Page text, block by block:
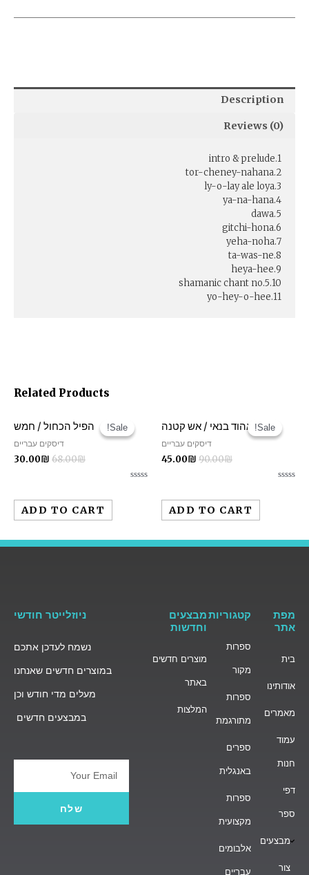
Related Products
Sale!
Sale! אהוד בנאי / אש קטנה
דיסקים עבריים
90.00₪
45.00₪
ADD TO CART
Sale!
Sale! הפיל הכחול / חמש
דיסקים עבריים
68.00₪
30.00₪
ADD TO CART
Description
Reviews (0)
1.intro & prelude
2.tor-cheney-nahana
3.ly-o-lay ale loya
4.ya-na-hana
5.dawa
6.gitchi-hona
7.yeha-noha
8.ta-was-ne
9.heya-hee
10.shamanic chant no.5
11.yo-hey-o-hee
מפת
אתר
בית
אודותינו
מאמרים
עמוד
חנות
דפי
ספר
מבצעים
צור
קטגוריות
ספרות
מקור
ספרות
מתורגמת
ספרים
באנגלית
ספרות
מקצועית
אלבומים
עבריים
מבצעים
וחדשות
מוצרים חדשים
באתר
המלצות
ניוזלייטר חודשי
נשמח לעדכן אתכם
במוצרים חדשים שאנחנו
מעלים מדי חודש וכן
במבצעים חדשים
Email
שלח